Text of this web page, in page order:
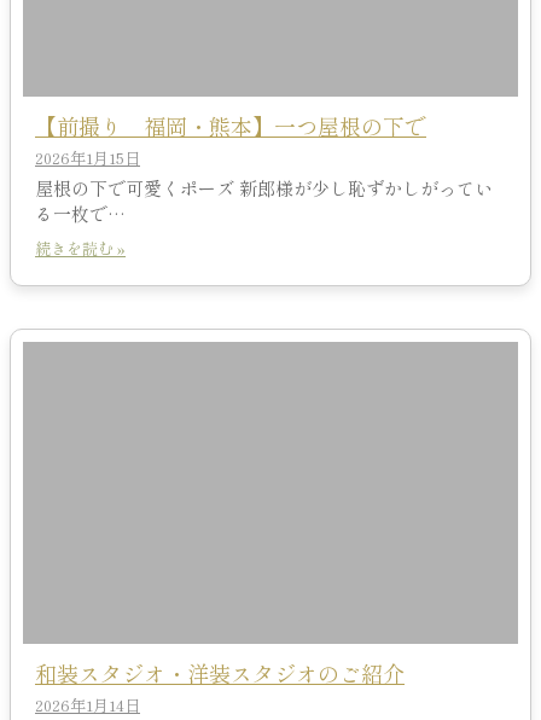
【前撮り 福岡・熊本】一つ屋根の下で
2026年1月15日
屋根の下で可愛くポーズ 新郎様が少し恥ずかしがってい
る一枚で…
続きを読む »
和装スタジオ・洋装スタジオのご紹介
2026年1月14日